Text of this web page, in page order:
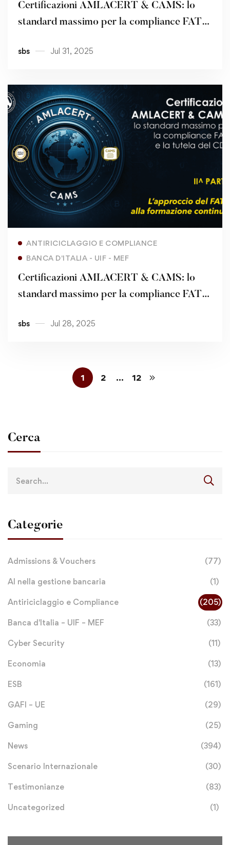
Certificazioni AMLACERT & CAMS: lo
standard massimo per la compliance FATF
sbs Jul 31, 2025
ANTIRICICLAGGIO E COMPLIANCE
BANCA D'ITALIA - UIF - MEF
Certificazioni AMLACERT & CAMS: lo
standard massimo per la compliance FATF
sbs Jul 28, 2025
1 2 … 12
Cerca
Categorie
Admissions & Vouchers (77)
AI nella gestione bancaria (1)
Antiriciclaggio e Compliance (205)
Banca d'Italia – UIF – MEF (33)
Cyber Security (11)
Economia (13)
ESB (161)
GAFI – UE (29)
Gaming (25)
News (394)
Scenario Internazionale (30)
Testimonianze (83)
Uncategorized (1)